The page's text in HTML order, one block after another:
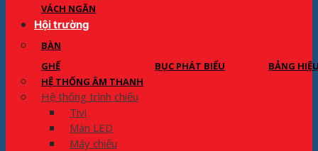
VÁCH NGĂN
Hội trường
BÀN
GHẾ
BỤC PHÁT BIỂU
BẢNG
HỆ THỐNG ÂM THANH
Hệ thống trình chiếu
Tivi
Màn LED
Máy chiếu